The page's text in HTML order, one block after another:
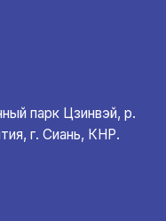
парк Цзинвэй, р.
г. Сиань, КНР.